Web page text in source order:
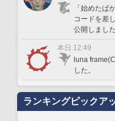
「始めたば
コードを差
公開しました
本日 12:49
luna
した。
ランキングピックア